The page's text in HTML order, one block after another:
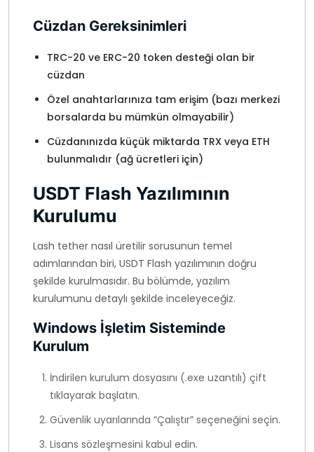
Cüzdan Gereksinimleri
TRC-20 ve ERC-20 token desteği olan bir
cüzdan
Özel anahtarlarınıza tam erişim (bazı merkezi
borsalarda bu mümkün olmayabilir)
Cüzdanınızda küçük miktarda TRX veya ETH
bulunmalıdır (ağ ücretleri için)
USDT Flash Yazılımının
Kurulumu
Lash tether nasıl üretilir sorusunun temel
adımlarından biri, USDT Flash yazılımının doğru
şekilde kurulmasıdır. Bu bölümde, yazılım
kurulumunu detaylı şekilde inceleyeceğiz.
Windows İşletim Sisteminde
Kurulum
İndirilen kurulum dosyasını (.exe uzantılı) çift
tıklayarak başlatın.
Güvenlik uyarılarında “Çalıştır” seçeneğini seçin.
Lisans sözleşmesini kabul edin.